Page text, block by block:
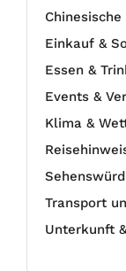
Einkauf &
Essen &
Events &
Klima &
Transport
Unterkunft